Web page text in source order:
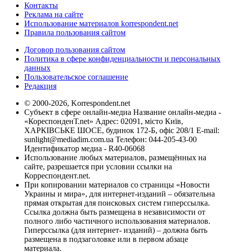
Контакты
Реклама на сайте
Использование материалов korrespondent.net
Правила пользования сайтом
Договор пользования сайтом
Политика в сфере конфиденциальности и персональных
данных
Пользовательское соглашение
Редакция
© 2000-2026, Korrespondent.net
Субъект в сфере онлайн-медиа Название онлайн-медиа -
«КореспонденТ.net» Адрес: 02091, місто Київ,
ХАРКІВСЬКЕ ШОСЕ, будинок 172-Б, офіс 208/1 E-mail:
sunlight@mediadim.com.ua Телефон: 044-205-43-00
Идентификатор медиа - R40-06068
Использование любых материалов, размещённых на
сайте, разрешается при условии ссылки на
Корреспондент.net.
При копировании материалов со страницы «Новости
Украины и мира», для интернет-изданий – обязательна
прямая открытая для поисковых систем гиперссылка.
Ссылка должна быть размещена в независимости от
полного либо частичного использования материалов.
Гиперссылка (для интернет- изданий) – должна быть
размещена в подзаголовке или в первом абзаце
материала.